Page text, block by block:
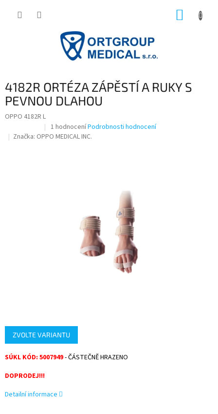
4182R ORTÉZA ZÁPĚSTÍ A RUKY S
PEVNOU DLAHOU
OPPO 4182R L
Průměrné
hodnocení
1 hodnoceníPodrobnosti hodnocení
Značka: OPPO MEDICAL INC.
ZVOLTE VARIANTU
SÚKL KÓD: 5007949- ČÁSTEČNĚ HRAZENO
DOPRODEJ!!!
Detailní informace